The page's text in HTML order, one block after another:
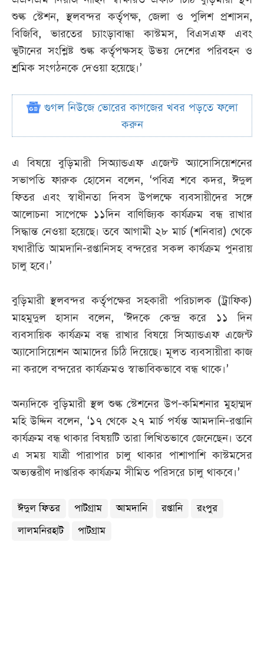
শুল্ক স্টেশন, স্থলবন্দর কর্তৃপক্ষ, জেলা ও পুলিশ প্রশাসন,
বিজিবি, ভারতের চ্যাংড়াবান্ধা কাস্টমস, বিএসএফ এবং
ভুটানের সংশ্লিষ্ট শুল্ক কর্তৃপক্ষসহ উভয় দেশের পরিবহন ও
শ্রমিক সংগঠনকে দেওয়া হয়েছে।’
গুগল নিউজে ভোরের কাগজের খবর পড়তে ফলো
করুন
এ বিষয়ে বুড়িমারী সিঅ্যান্ডএফ এজেন্ট অ্যাসোসিয়েশনের
সভাপতি ফারুক হোসেন বলেন, ‘পবিত্র শবে কদর, ঈদুল
ফিতর এবং স্বাধীনতা দিবস উপলক্ষে ব্যবসায়ীদের সঙ্গে
আলোচনা সাপেক্ষে ১১দিন বাণিজ্যিক কার্যক্রম বন্ধ রাখার
সিদ্ধান্ত নেওয়া হয়েছে। তবে আগামী ২৮ মার্চ (শনিবার) থেকে
যথারীতি আমদানি-রপ্তানিসহ বন্দরের সকল কার্যক্রম পুনরায়
চালু হবে।’
বুড়িমারী স্থলবন্দর কর্তৃপক্ষের সহকারী পরিচালক (ট্রাফিক)
মাহমুদুল হাসান বলেন, ‘ঈদকে কেন্দ্র করে ১১ দিন
ব্যবসায়িক কার্যক্রম বন্ধ রাখার বিষয়ে সিঅ্যান্ডএফ এজেন্ট
অ্যাসোসিয়েশন আমাদের চিঠি দিয়েছে। মূলত ব্যবসায়ীরা কাজ
না করলে বন্দরের কার্যক্রমও স্বাভাবিকভাবে বন্ধ থাকে।’
অন্যদিকে বুড়িমারী স্থল শুল্ক স্টেশনের উপ-কমিশনার মুহাম্মদ
মহি উদ্দিন বলেন, ‘১৭ থেকে ২৭ মার্চ পর্যন্ত আমদানি-রপ্তানি
কার্যক্রম বন্ধ থাকার বিষয়টি তারা লিখিতভাবে জেনেছেন। তবে
এ সময় যাত্রী পারাপার চালু থাকার পাশাপাশি কাস্টমসের
অভ্যন্তরীণ দাপ্তরিক কার্যক্রম সীমিত পরিসরে চালু থাকবে।’
ঈদুল ফিতর পাটগ্রাম আমদানি রপ্তানি
রংপুর
লালমনিরহাট
পাটগ্রাম